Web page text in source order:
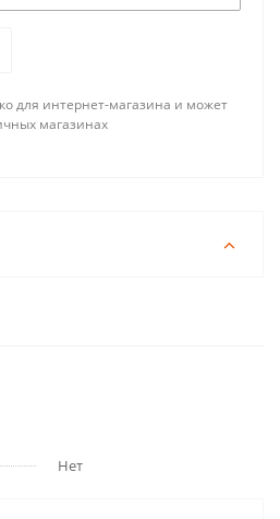
для интернет-магазина и может
магазинах
Нет